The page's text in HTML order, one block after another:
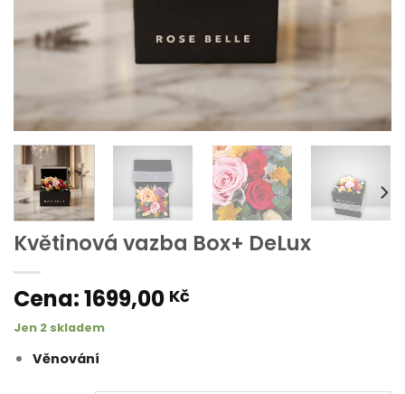
Květinová vazba Box+ DeLux
1699,00 Kč
Jen 2 skladem
Věnování